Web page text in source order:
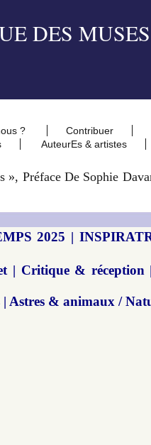
?
Contribuer
AuteurEs & artistes
», Préface De Sophie
2025 |
| Critique & réception
Astres & animaux /